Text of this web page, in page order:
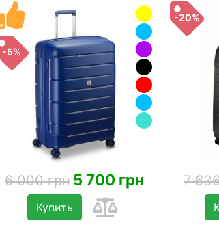
-5%
6 000 грн 5 700 грн
Купить
-20%
7